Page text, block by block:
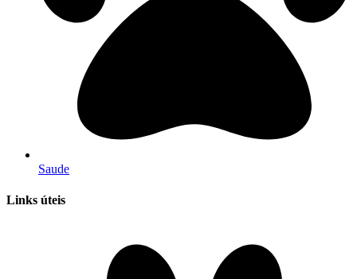
Saude
Links úteis